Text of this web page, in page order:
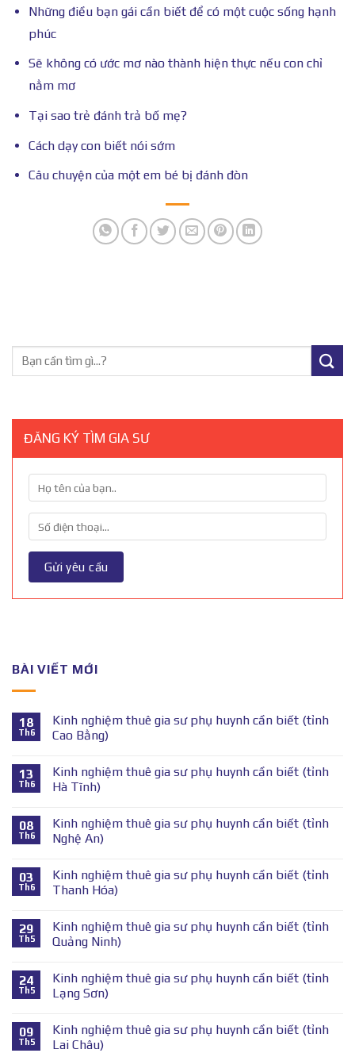
Những điều bạn gái cần biết để có một cuộc sống hạnh
phúc
Sẽ không có ước mơ nào thành hiện thực nếu con chỉ
nằm mơ
Tại sao trẻ đánh trả bố mẹ?
Cách dạy con biết nói sớm
Câu chuyện của một em bé bị đánh đòn
ĐĂNG KÝ TÌM GIA SƯ
BÀI VIẾT MỚI
18
Th6
Kinh nghiệm thuê gia sư phụ huynh cần biết (tỉnh
Cao Bằng)
13
Th6
Kinh nghiệm thuê gia sư phụ huynh cần biết (tỉnh
Hà Tĩnh)
08
Th6
Kinh nghiệm thuê gia sư phụ huynh cần biết (tỉnh
Nghệ An)
03
Th6
Kinh nghiệm thuê gia sư phụ huynh cần biết (tỉnh
Thanh Hóa)
29
Th5
Kinh nghiệm thuê gia sư phụ huynh cần biết (tỉnh
Quảng Ninh)
24
Th5
Kinh nghiệm thuê gia sư phụ huynh cần biết (tỉnh
Lạng Sơn)
09
Th5
Kinh nghiệm thuê gia sư phụ huynh cần biết (tỉnh
Lai Châu)